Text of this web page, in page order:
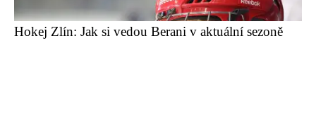
Hokej Zlín: Jak si vedou Berani v aktuální sezoně